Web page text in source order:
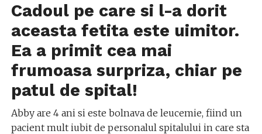
Cadoul pe care si l-a dorit
aceasta fetita este uimitor.
Ea a primit cea mai
frumoasa surpriza, chiar pe
patul de spital!
Abby are 4 ani si este bolnava de leucemie, fiind un
pacient mult iubit de personalul spitalului in care sta